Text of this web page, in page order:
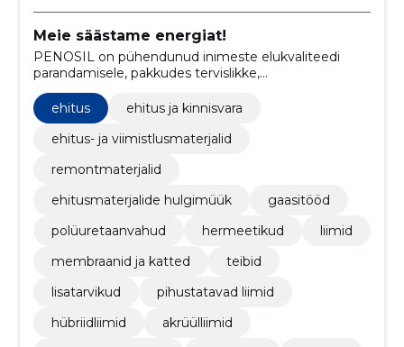
Meie säästame energiat!
PENOSIL on pühendunud inimeste elukvaliteedi
parandamisele, pakkudes tervislikke,
energiasäästlikke ja keskkonnasõbralikke
ehituslahendusi.
ehitus
ehitus ja kinnisvara
ehitus- ja viimistlusmaterjalid
remontmaterjalid
ehitusmaterjalide hulgimüük
gaasitööd
polüuretaanvahud
hermeetikud
liimid
membraanid ja katted
teibid
lisatarvikud
pihustatavad liimid
hübriidliimid
akrüülliimid